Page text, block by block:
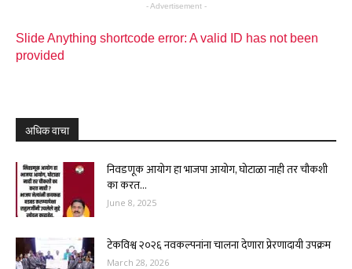
- Advertisement -
Slide Anything shortcode error: A valid ID has not been
provided
अधिक वाचा
निवडणूक आयोग हा भाजपा आयोग, घोटाळा नाही तर चौकशी
का करत...
June 8, 2025
टेकविश्व २०२६ नवकल्पनांना चालना देणारा प्रेरणादायी उपक्रम
March 28, 2026